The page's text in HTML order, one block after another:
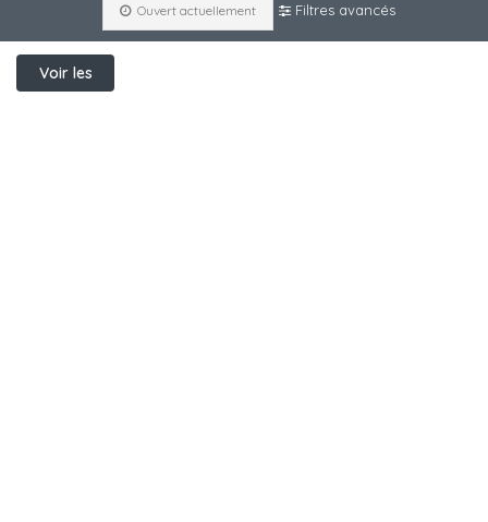
Ouvert actuellement Filtres avancés
Voir les